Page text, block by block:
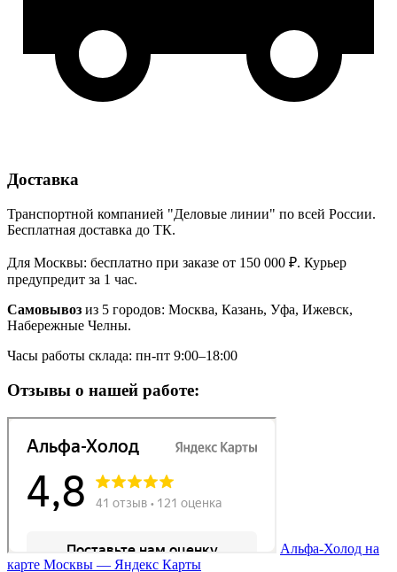
Доставка
Транспортной компанией "Деловые линии" по всей России.
Бесплатная доставка до ТК.
Для Москвы: бесплатно при заказе от 150 000 ₽. Курьер
предупредит за 1 час.
Самовывоз из 5 городов: Москва, Казань, Уфа, Ижевск,
Набережные Челны.
Часы работы склада: пн-пт 9:00–18:00
Отзывы о нашей работе:
Альфа-Холод на
карте Москвы — Яндекс Карты